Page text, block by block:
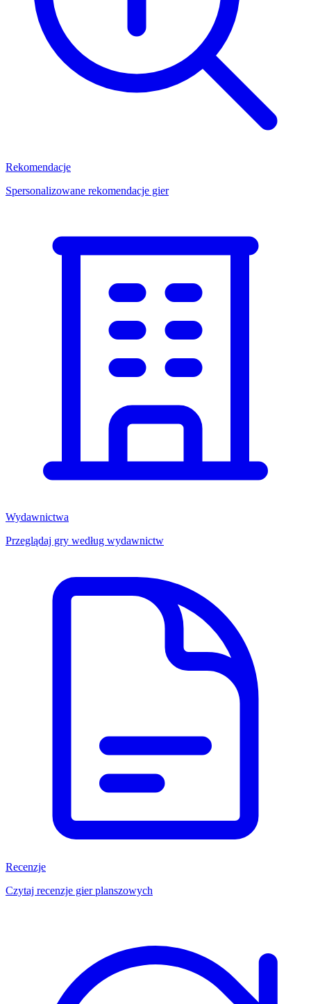
Rekomendacje
Spersonalizowane rekomendacje gier
Wydawnictwa
Przeglądaj gry według wydawnictw
Recenzje
Czytaj recenzje gier planszowych